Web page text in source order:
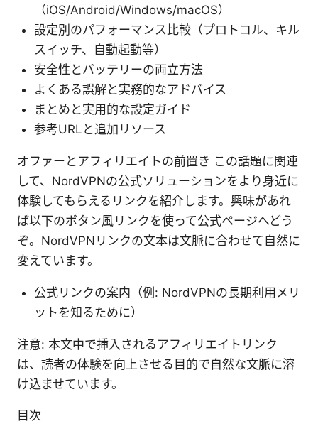
（iOS/Android/Windows/macOS）
設定別のパフォーマンス比較（プロトコル、キル
スイッチ、自動起動等）
安全性とバッテリーの両立方法
よくある誤解と実務的なアドバイス
まとめと実用的な設定ガイド
参考URLと追加リソース
オファーとアフィリエイトの前置き この話題に関連
して、NordVPNの公式ソリューションをより身近に
体験してもらえるリンクを紹介します。興味があれ
ば以下のボタン風リンクを使って公式ページへどう
ぞ。NordVPNリンクの文本は文脈に合わせて自然に
変えています。
公式リンクの案内（例: NordVPNの長期利用メリ
ットを知るために）
注意: 本文中で挿入されるアフィリエイトリンク
は、読者の体験を向上させる目的で自然な文脈に溶
け込ませています。
目次